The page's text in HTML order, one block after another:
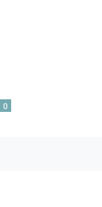
0